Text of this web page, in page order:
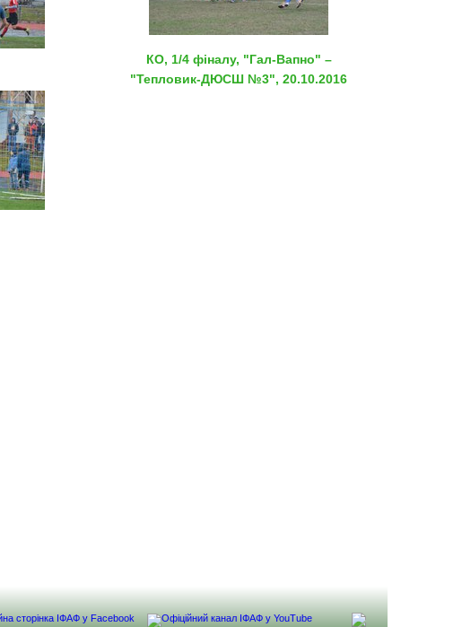
КО, 1/4 фіналу, "Гал-Вапно" –
"Тепловик-ДЮСШ №3", 20.10.2016